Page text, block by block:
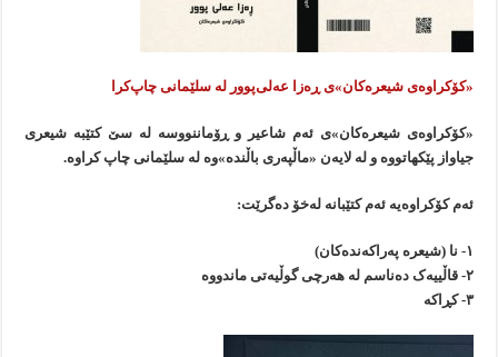
«کۆکراوه‌ی شیعره‌کان»ی ڕەزا عه‌لی‌پوور له سلێمانی چاپ‌کرا
«کۆکراوه‌ی شیعره‌کان»ی ئەم شاعیر و ڕۆماننووسه له سێ کتێبه شیعری
جیاواز پێکهاتووه و ‌لە لایه‌ن «ماڵپه‌ری باڵنده»وە له سلێمانی چاپ کراوه.
ئەم کۆکراوەیە ئەم کتێبانە لەخۆ دەگرێت:
۱- نا (شیعره په‌راکه‌نده‌کان)
۲- قاڵییەک ده‌ناسم له هه‌رچی گوڵیەتی ماندووه
۳- کڕاکە